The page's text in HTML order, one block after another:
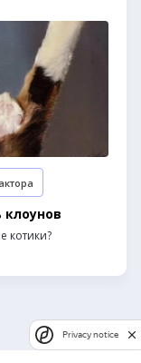
котики?
Privacy notice